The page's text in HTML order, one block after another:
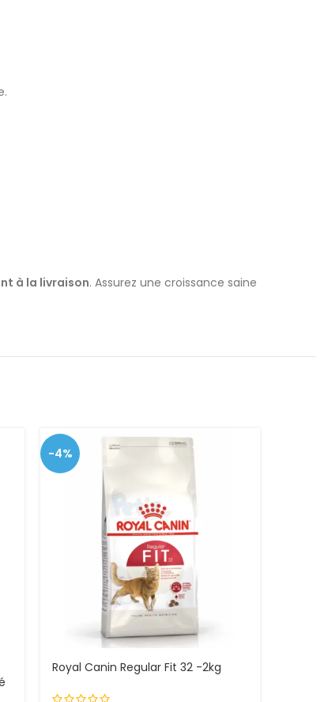
à la livraison. Assurez une croissance saine
-4%
Royal Canin Regular Fit 32 -2kg